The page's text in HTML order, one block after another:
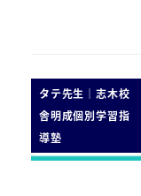
タテ先生｜志木校
舎明成個別学習指
導塾